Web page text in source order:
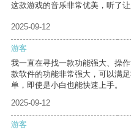
这款游戏的音乐非常优美，听了让
2025-09-12
游客
我一直在寻找一款功能强大、操
款软件的功能非常强大，可以满
单，即使是小白也能快速上手。
2025-09-12
游客